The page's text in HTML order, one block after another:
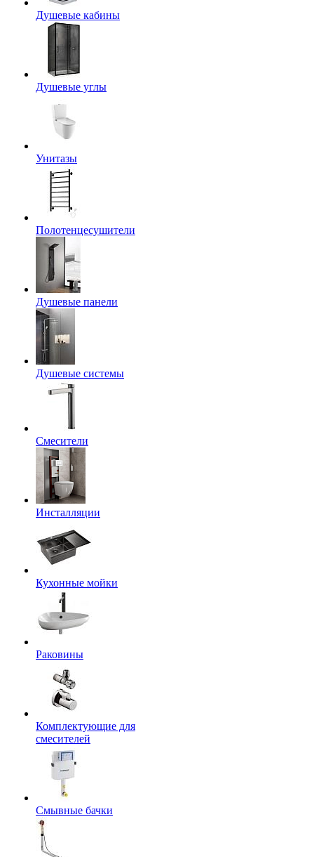
Душевые кабины
Душевые углы
Унитазы
Полотенцесушители
Душевые панели
Душевые системы
Смесители
Инсталляции
Кухонные мойки
Раковины
Комплектующие для
смесителей
Смывные бачки